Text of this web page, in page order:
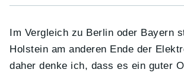
Im Vergleich zu Berlin oder Bayern
Holstein am anderen Ende der
daher denke ich, dass es ein guter